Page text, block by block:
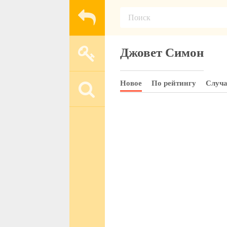
Джовет Симон
Новое По рейтингу